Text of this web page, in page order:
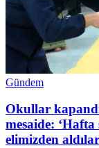
Gündem
Okullar
mesaide:
elimizden